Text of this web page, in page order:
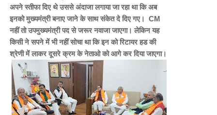
अपने स्तीफा दिए थे उससे अंदाजा लगाया जा रहा था कि अब
इनको मुख्यमंत्री बनाए जाने के साथ संकेत दे दिए गए। CM
नहीं तो उपमुख्यमंत्री पद से जरूर नवाजा जाएगा। लेकिन यह
किसी ने सपने में भी नहीं सोचा था कि इन को रिटायर हड की
श्रेणी में लाकर दूसरे क्रम के नेताओ को आगे कर दिया जाएगा।